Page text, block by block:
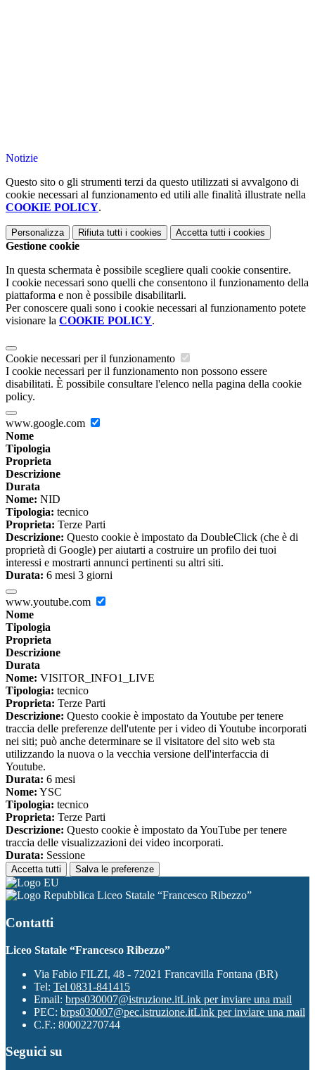
Notizie
Questo sito o gli strumenti terzi da questo utilizzati si avvalgono di
cookie necessari al funzionamento ed utili alle finalità illustrate nella
COOKIE POLICY.
Personalizza Rifiuta tutti i cookies Accetta tutti i cookies
Gestione cookie
In questa schermata è possibile scegliere quali cookie consentire.
I cookie necessari sono quelli che consentono il funzionamento della
piattaforma e non è possibile disabilitarli.
Per conoscere quali sono i cookie necessari al funzionamento potete
visionare la COOKIE POLICY.
Cookie necessari per il funzionamento
I cookie necessari per il funzionamento non possono essere
disabilitati. È possibile consultare l'elenco nella pagina della cookie
policy.
www.google.com
Nome
Tipologia
Proprieta
Descrizione
Durata
Nome: NID
Tipologia: tecnico
Proprieta: Terze Parti
Descrizione: Questo cookie è impostato da DoubleClick (che è di
proprietà di Google) per aiutarti a costruire un profilo dei tuoi
interessi e mostrarti annunci pertinenti su altri siti.
Durata: 6 mesi 3 giorni
www.youtube.com
Nome
Tipologia
Proprieta
Descrizione
Durata
Nome: VISITOR_INFO1_LIVE
Tipologia: tecnico
Proprieta: Terze Parti
Descrizione: Questo cookie è impostato da Youtube per tenere
traccia delle preferenze dell'utente per i video di Youtube incorporati
nei siti; può anche determinare se il visitatore del sito web sta
utilizzando la nuova o la vecchia versione dell'interfaccia di
Youtube.
Durata: 6 mesi
Nome: YSC
Tipologia: tecnico
Proprieta: Terze Parti
Descrizione: Questo cookie è impostato da YouTube per tenere
traccia delle visualizzazioni dei video incorporati.
Durata: Sessione
Accetta tutti Salva le preferenze
Liceo Statale “Francesco Ribezzo”
Contatti
Liceo Statale “Francesco Ribezzo”
Via Fabio FILZI, 48 - 72021 Francavilla Fontana (BR)
Tel: Tel 0831-841415
Email: brps030007@istruzione.itLink per inviare una mail
PEC: brps030007@pec.istruzione.itLink per inviare una mail
C.F.: 80002270744
Seguici su